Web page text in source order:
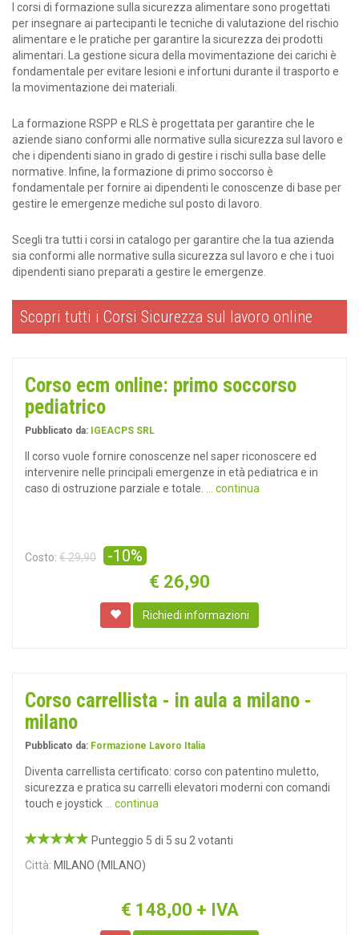
I corsi di formazione sulla sicurezza alimentare sono progettati
per insegnare ai partecipanti le tecniche di valutazione del rischio
alimentare e le pratiche per garantire la sicurezza dei prodotti
alimentari. La gestione sicura della movimentazione dei carichi è
fondamentale per evitare lesioni e infortuni durante il trasporto e
la movimentazione dei materiali.
La formazione RSPP e RLS è progettata per garantire che le
aziende siano conformi alle normative sulla sicurezza sul lavoro e
che i dipendenti siano in grado di gestire i rischi sulla base delle
normative. Infine, la formazione di primo soccorso è
fondamentale per fornire ai dipendenti le conoscenze di base per
gestire le emergenze mediche sul posto di lavoro.
Scegli tra tutti i corsi in catalogo per garantire che la tua azienda
sia conformi alle normative sulla sicurezza sul lavoro e che i tuoi
dipendenti siano preparati a gestire le emergenze.
Scopri tutti i Corsi Sicurezza sul lavoro online
Corso ecm online: primo soccorso
pediatrico
Pubblicato da: IGEACPS SRL
Il corso vuole fornire conoscenze nel saper riconoscere ed
intervenire nelle principali emergenze in età pediatrica e in
caso di ostruzione parziale e totale.
... continua
Costo: € 29,90 -10%
€ 26,90
Richiedi informazioni
Corso carrellista - in aula a milano -
milano
Pubblicato da: Formazione Lavoro Italia
Diventa carrellista certificato: corso con patentino muletto,
sicurezza e pratica su carrelli elevatori moderni con comandi
touch e joystick
... continua
Punteggio 5 di 5 su 2 votanti
Città: MILANO (MILANO)
€ 148,00 + IVA